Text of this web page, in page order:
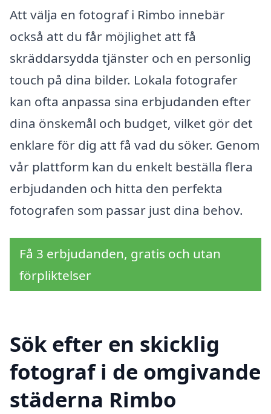
Att välja en fotograf i Rimbo innebär
också att du får möjlighet att få
skräddarsydda tjänster och en personlig
touch på dina bilder. Lokala fotografer
kan ofta anpassa sina erbjudanden efter
dina önskemål och budget, vilket gör det
enklare för dig att få vad du söker. Genom
vår plattform kan du enkelt beställa flera
erbjudanden och hitta den perfekta
fotografen som passar just dina behov.
Få 3 erbjudanden, gratis och utan
förpliktelser
Sök efter en skicklig
fotograf i de omgivande
städerna Rimbo